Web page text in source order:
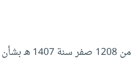
قرر مجلس الفقه الإسلامي المنعقد في دورة مؤتمره الثالث في عمان من 1208 صفر سنة 1407 هـ بشأن